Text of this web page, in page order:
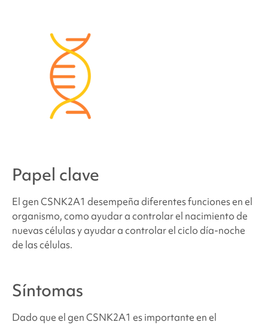
con CSNK2A1?
¿Las personas que padecen
relacionado con CSNK2A1
diferente?
Problemas de comportamiento y desarrollo
relacionados conel síndrome CSNK2A1
Problemas médicos y físicos relacionados conel
síndrome CSNK2A1
¿Dónde puedo encontrar apoyo y recursos?
Fuentes y referencias
Papel clave
El genCSNK2A1 desempeña diferentes funciones en el
organismo, como ayudar a controlar el nacimiento de
nuevas células y ayudar a controlar el ciclo día-noche
de las células.
Síntomas
Dado que el gen CSNK2A1 es importante en el